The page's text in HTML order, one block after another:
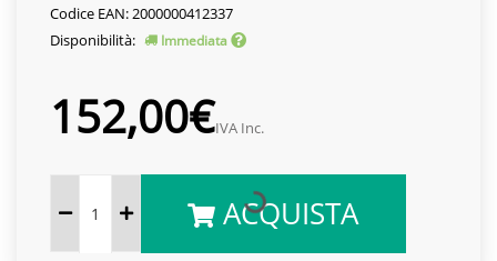
Codice EAN: 2000000412337
Disponibilità:
Immediata
152,00€IVA Inc.
ACQUISTA